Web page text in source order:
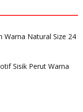
Warna Natural Size 24
Sisik Perut Warna